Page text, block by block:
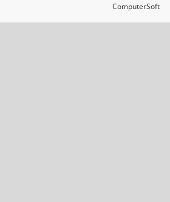
ComputerSoft